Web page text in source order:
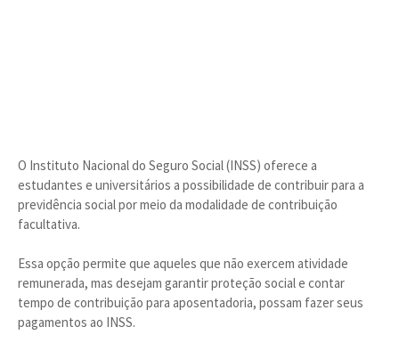
O Instituto Nacional do Seguro Social (INSS) oferece a
estudantes e universitários a possibilidade de contribuir para a
previdência social por meio da modalidade de contribuição
facultativa.
Essa opção permite que aqueles que não exercem atividade
remunerada, mas desejam garantir proteção social e contar
tempo de contribuição para aposentadoria, possam fazer seus
pagamentos ao INSS.